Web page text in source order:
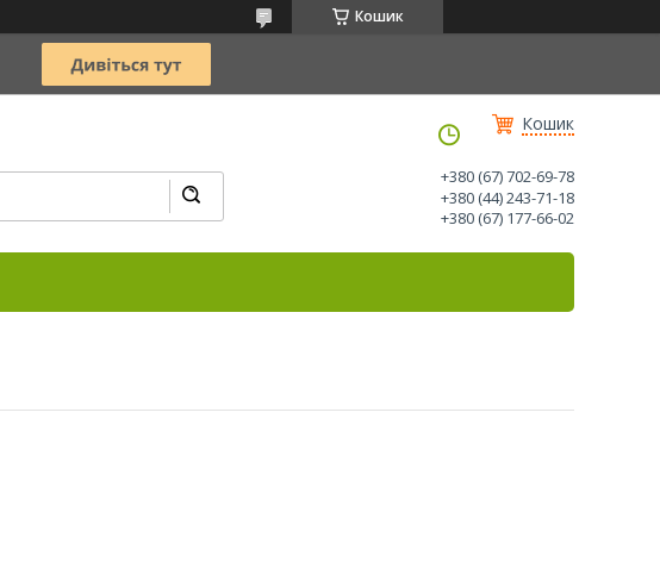
Кошик
Кошик
+380 (67) 702-69-78
+380 (44) 243-71-18
+380 (67) 177-66-02